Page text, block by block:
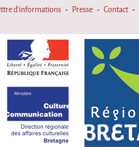
d'informations Presse Contact